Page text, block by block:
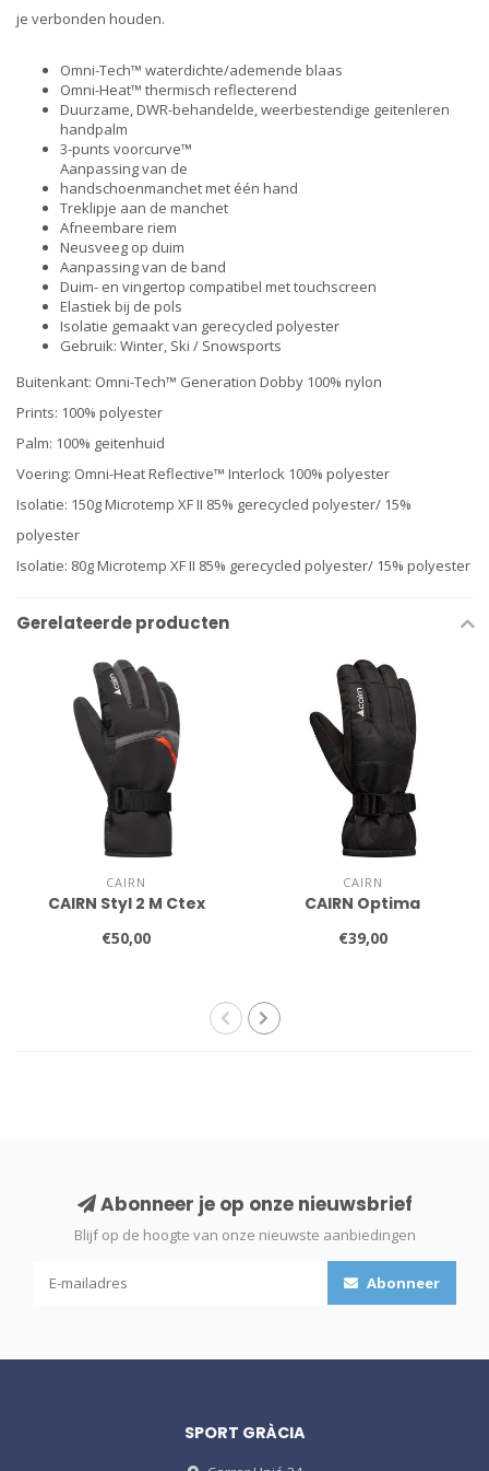
je verbonden houden.
Omni-Tech™ waterdichte/ademende blaas
Omni-Heat™ thermisch reflecterend
Duurzame, DWR-behandelde, weerbestendige geitenleren
handpalm
3-punts voorcurve™
Aanpassing van de
handschoenmanchet met één hand
Treklipje aan de manchet
Afneembare riem
Neusveeg op duim
Aanpassing van de band
Duim- en vingertop compatibel met touchscreen
Elastiek bij de pols
Isolatie gemaakt van gerecycled polyester
Gebruik: Winter, Ski / Snowsports
Buitenkant: Omni-Tech™ Generation Dobby 100% nylon
Prints: 100% polyester
Palm: 100% geitenhuid
Voering: Omni-Heat Reflective™ Interlock 100% polyester
Isolatie: 150g Microtemp XF II 85% gerecycled polyester/ 15%
polyester
Isolatie: 80g Microtemp XF II 85% gerecycled polyester/ 15% polyester
Gerelateerde producten
CAIRN
CAIRN Styl 2 M Ctex
€50,00
CAIRN
CAIRN Optima
€39,00
Abonneer je op onze nieuwsbrief
Blijf op de hoogte van onze nieuwste aanbiedingen
Abonneer
SPORT GRÀCIA